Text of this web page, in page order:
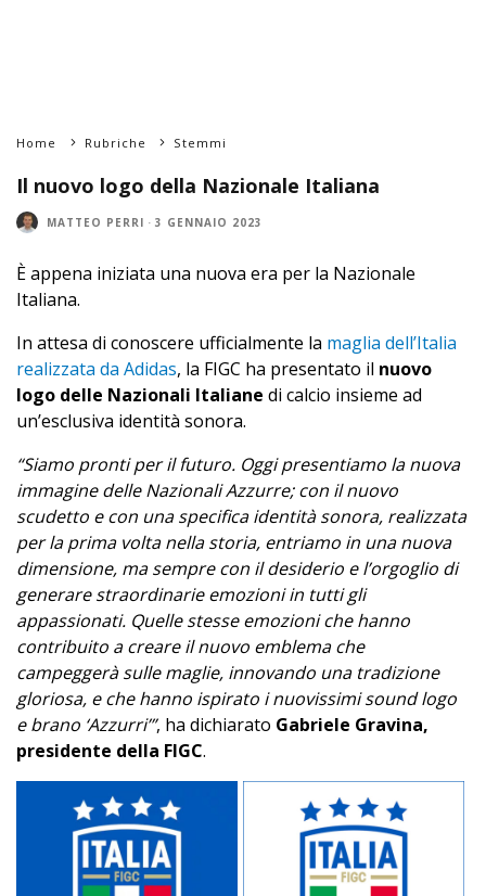
Home Rubriche Stemmi
Il nuovo logo della Nazionale Italiana
MATTEO PERRI · 3 GENNAIO 2023
È appena iniziata una nuova era per la Nazionale
Italiana.
In attesa di conoscere ufficialmente la maglia dell’Italia
realizzata da Adidas, la FIGC ha presentato il nuovo
logo delle Nazionali Italiane di calcio insieme ad
un’esclusiva identità sonora.
“Siamo pronti per il futuro. Oggi presentiamo la nuova
immagine delle Nazionali Azzurre; con il nuovo
scudetto e con una specifica identità sonora, realizzata
per la prima volta nella storia, entriamo in una nuova
dimensione, ma sempre con il desiderio e l’orgoglio di
generare straordinarie emozioni in tutti gli
appassionati. Quelle stesse emozioni che hanno
contribuito a creare il nuovo emblema che
campeggerà sulle maglie, innovando una tradizione
gloriosa, e che hanno ispirato i nuovissimi sound logo
e brano ‘Azzurri’”, ha dichiarato Gabriele Gravina,
presidente della FIGC.